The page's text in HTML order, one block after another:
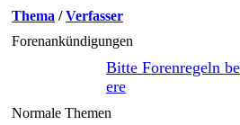
Thema /Verfasser
Forenankündigungen
Bitte Forenregeln
ere
Normale Themen